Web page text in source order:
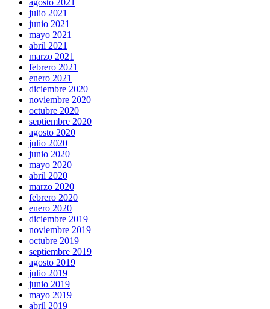
agosto 2021
julio 2021
junio 2021
mayo 2021
abril 2021
marzo 2021
febrero 2021
enero 2021
diciembre 2020
noviembre 2020
octubre 2020
septiembre 2020
agosto 2020
julio 2020
junio 2020
mayo 2020
abril 2020
marzo 2020
febrero 2020
enero 2020
diciembre 2019
noviembre 2019
octubre 2019
septiembre 2019
agosto 2019
julio 2019
junio 2019
mayo 2019
abril 2019